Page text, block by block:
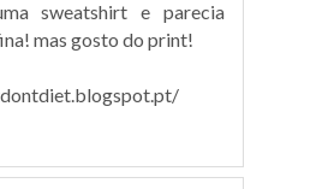
sweatshirt e parecia
mas gosto do print!